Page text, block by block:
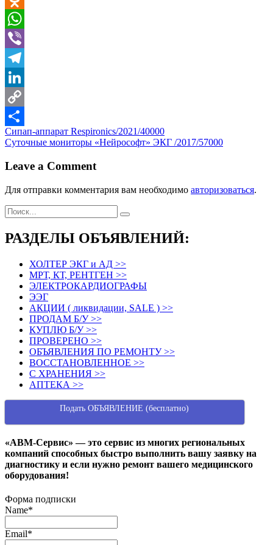
Odnoklassniki
WhatsApp
Viber
Telegram
LinkedIn
Copy
Link
Отправить
Навигация
по
записям
Сипап-аппарат Respironics/2021/40000
Суточные мониторы «Нейрософт» ЭКГ /2017/57000
Leave a Comment
Для отправки комментария вам необходимо авторизоваться.
РАЗДЕЛЫ ОБЪЯВЛЕНИЙ:
ХОЛТЕР ЭКГ и АД >>
МРТ, КТ, РЕНТГЕН >>
ЭЛЕКТРОКАРДИОГРАФЫ
ЭЭГ
АКЦИИ ( ликвидации, SALE ) >>
ПРОДАМ Б/У >>
КУПЛЮ Б/У >>
ПРОВЕРЕНО >>
ОБЪЯВЛЕНИЯ ПО РЕМОНТУ >>
ВОССТАНОВЛЕННОЕ >>
С ХРАНЕНИЯ >>
АПТЕКА >>
Подать ОБЪЯВЛЕНИЕ (бесплатно)
«АВМ-Сервис» — это сервис из многих региональных
компаний способных быстро выполнить вашу заявку на
диагностику и если нужно ремонт вашего медицинского
оборудования!
Форма подписки
Name*
Email*